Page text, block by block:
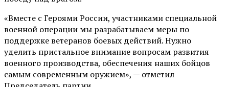
«Вместе с Героями России, участниками специальной
военной операции мы разрабатываем меры по
поддержке ветеранов боевых действий. Нужно
уделить пристальное внимание вопросам развития
военного производства, обеспечения наших бойцов
самым современным оружием», — отметил